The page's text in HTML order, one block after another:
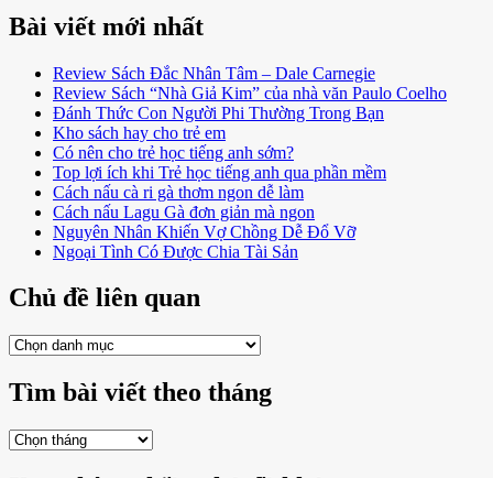
Bài viết mới nhất
Review Sách Đắc Nhân Tâm – Dale Carnegie
Review Sách “Nhà Giả Kim” của nhà văn Paulo Coelho
Đánh Thức Con Người Phi Thường Trong Bạn
Kho sách hay cho trẻ em
Có nên cho trẻ học tiếng anh sớm?
Top lợi ích khi Trẻ học tiếng anh qua phần mềm
Cách nấu cà ri gà thơm ngon dễ làm
Cách nấu Lagu Gà đơn giản mà ngon
Nguyên Nhân Khiến Vợ Chồng Dễ Đổ Vỡ
Ngoại Tình Có Được Chia Tài Sản
Chủ đề liên quan
Chủ
liên
quan
Tìm bài viết theo tháng
Tìm